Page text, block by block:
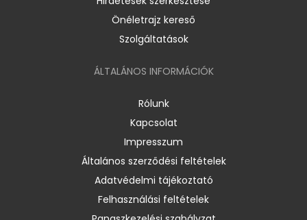
Önéletrajz kereső
Szolgáltatások
ÁLTALÁNOS INFORMÁCIÓK
Rólunk
Kapcsolat
Impresszum
Általános szerződési feltételek
Adatvédelmi tájékoztató
Felhasználási feltételek